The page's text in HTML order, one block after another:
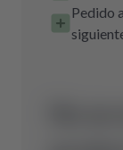
Pedido